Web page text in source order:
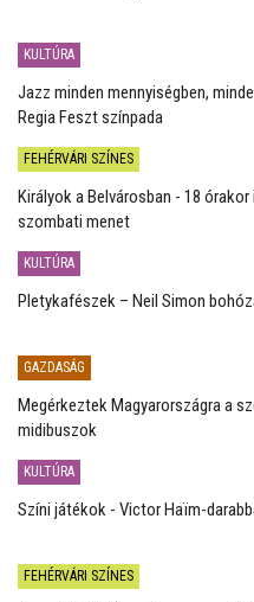
KULTÚRA
Jazz minden mennyiségben,
Regia Feszt színpada
FEHÉRVÁRI SZÍNES
Királyok a Belvárosban - 18
szombati menet
KULTÚRA
Pletykafészek – Neil Simon
GAZDASÁG
Megérkeztek Magyarországra a
midibuszok
KULTÚRA
Színi játékok - Victor Haïm-
FEHÉRVÁRI SZÍNES